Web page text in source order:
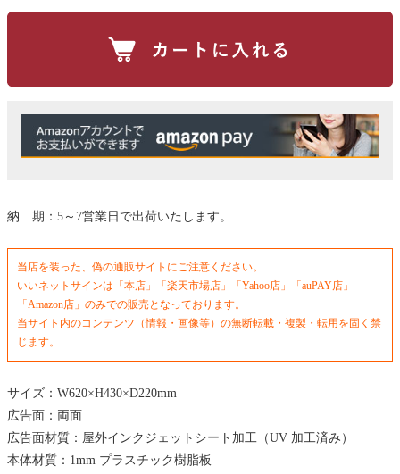
納 期：5～7営業日で出荷いたします。
当店を装った、偽の通販サイトにご注意ください。
いいネットサインは「本店」「楽天市場店」「Yahoo店」「auPAY店」
「Amazon店」のみでの販売となっております。
当サイト内のコンテンツ（情報・画像等）の無断転載・複製・転用を固く禁
じます。
サイズ：W620×H430×D220mm
広告面：両面
広告面材質：屋外インクジェットシート加工（UV 加工済み）
本体材質：1mm プラスチック樹脂板